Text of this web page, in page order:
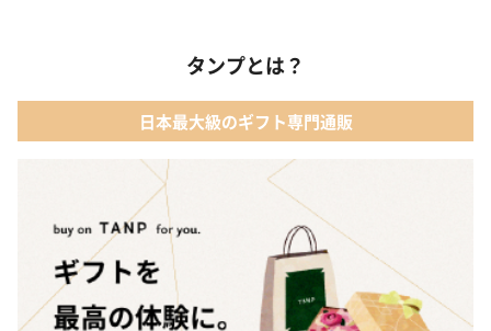
タンプとは？
日本最大級のギフト専門通販